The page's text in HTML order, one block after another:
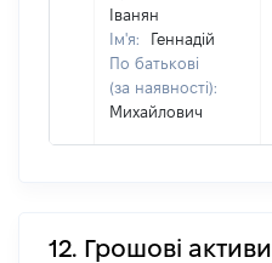
Іванян
Ім'я:
Геннадій
По батькові
(за наявності):
Михайлович
12. Грошові активи